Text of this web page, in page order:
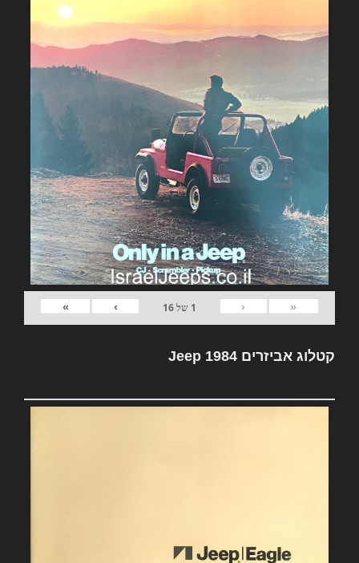
«
‹
1 של16
›
»
קטלוג אביזרים Jeep 1984